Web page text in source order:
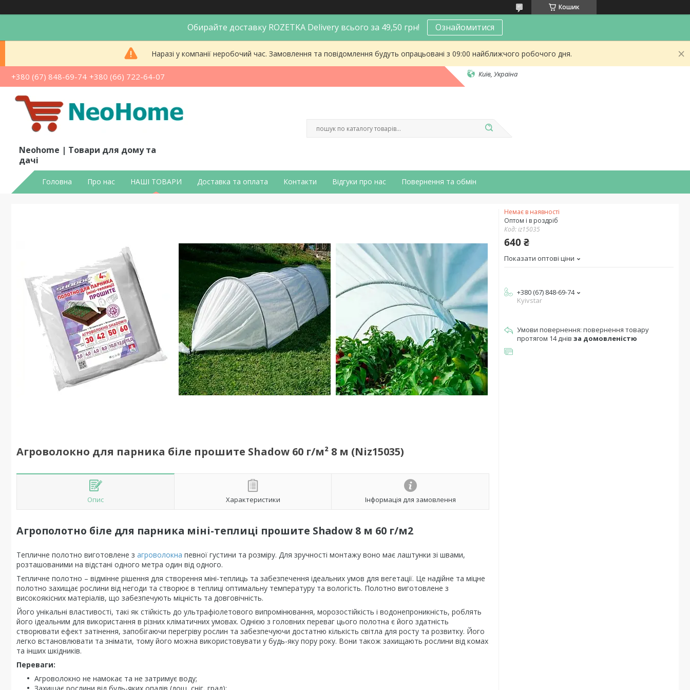
Кошик
Обирайте доставку ROZETKA Delivery всього за 49,50 грн! Ознайомитися
Наразі у компанії неробочий час. Замовлення та повідомлення будуть опрацьовані з 09:00 найближчого робочого дня.
+380 (67) 848-69-74 +380 (66) 722-64-07 Київ, Україна
Neohome | Товари для дому та
дачі
Головна Про нас НАШІ ТОВАРИ Доставка та оплата Контакти Відгуки про нас Повернення та обмін
Агроволокно для парника біле прошите Shadow 60 г/м² 8 м (Niz15035)
Опис Характеристики Інформація для замовлення
Агрополотно біле для парника міні-теплиці прошите Shadow 8 м 60 г/м2
Тепличне полотно виготовлене з агроволокна певної густини та розміру. Для зручності монтажу воно має лаштунки зі швами,
розташованими на відстані одного метра один від одного.
Тепличне полотно – відмінне рішення для створення міні-теплиць та забезпечення ідеальних умов для вегетації. Це надійне та міцне
полотно захищає рослини від негоди та створює в теплиці оптимальну температуру та вологість. Полотно виготовлене з
високоякісних матеріалів, що забезпечують міцність та довговічність.
Його унікальні властивості, такі як стійкість до ультрафіолетового випромінювання, морозостійкість і водонепроникність, роблять
його ідеальним для використання в різних кліматичних умовах. Однією з головних переваг цього полотна є його здатність
створювати ефект затінення, запобігаючи перегріву рослин та забезпечуючи достатню кількість світла для росту та розвитку. Його
легко встановлювати та знімати, тому його можна використовувати у будь-яку пору року. Вони також захищають рослини від комах
та інших шкідників.
Переваги:
Агроволокно не намокає та не затримує воду;
Немає в наявності
Оптом і в роздріб
Код:iz15035
640 ₴
Показати оптові ціни
+380 (67) 848-69-74
Kyivstar
повернення товару
протягом 14 днів за домовленістю